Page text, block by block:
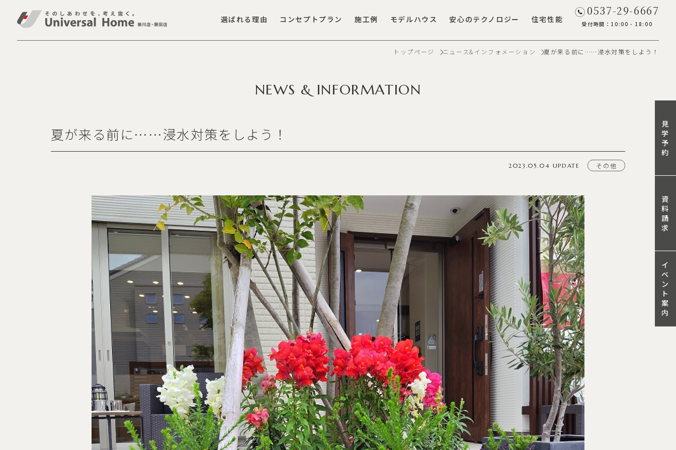
選ばれる理由 コンセプトプラン 施工例 モデルハウス 安心のテクノロジー 住宅性能
0537-29-6667
受付時間：10:00 - 18:00
トップページ ニュース&インフォメーション 夏が来る前に……浸水対策をしよう！
NEWS & INFORMATION
夏が来る前に……浸水対策をしよう！
2023.05.04 UPDATE その他
見
学
予
約
資
料
請
求
イ
ベ
ン
ト
案
内